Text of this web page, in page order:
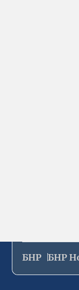
БНР БНР